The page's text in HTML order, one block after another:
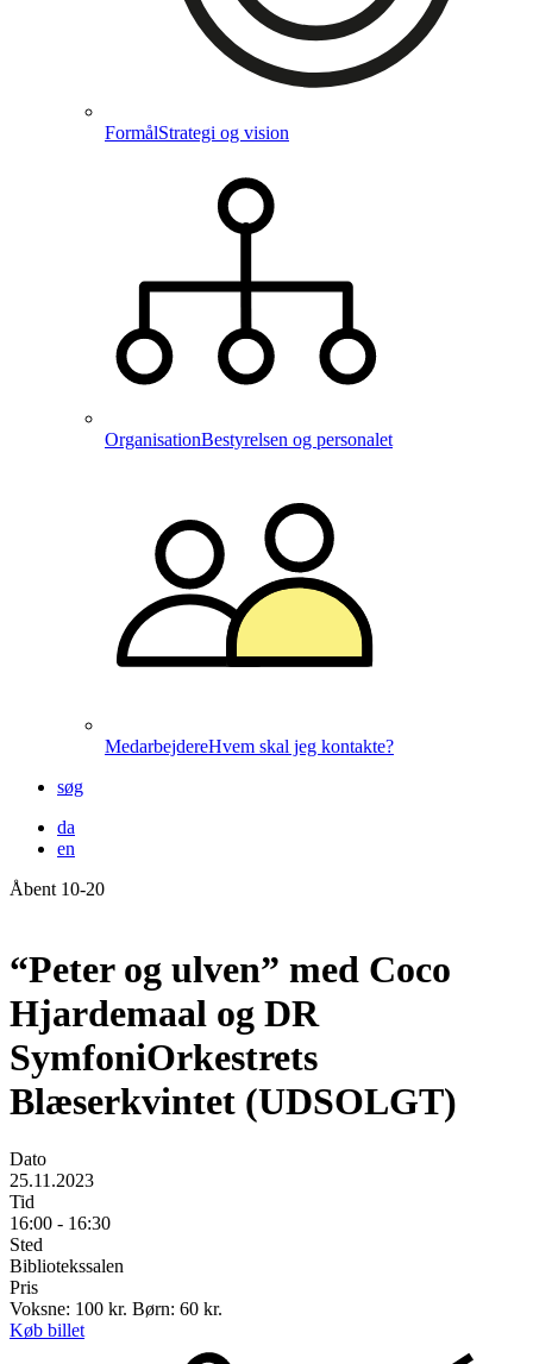
FormålStrategi og vision
OrganisationBestyrelsen og personalet
MedarbejdereHvem skal jeg kontakte?
søg
da
en
Åbent 10-20
“Peter og ulven” med Coco
Hjardemaal og DR
SymfoniOrkestrets
Blæserkvintet (UDSOLGT)
Dato
25.11.2023
Tid
16:00 - 16:30
Sted
Bibliotekssalen
Pris
Voksne: 100 kr. Børn: 60 kr.
Køb billet